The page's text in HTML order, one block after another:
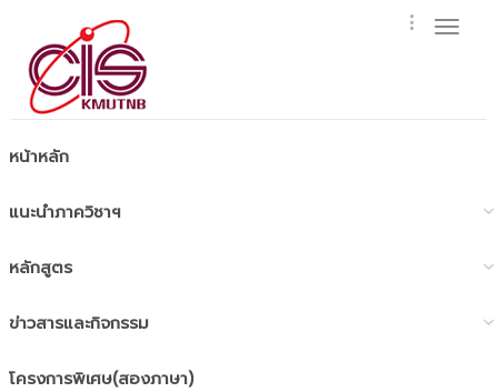
หน้าหลัก
แนะนำภาควิชาฯ
หลักสูตร
ข่าวสารและกิจกรรม
โครงการพิเศษ(สองภาษา)